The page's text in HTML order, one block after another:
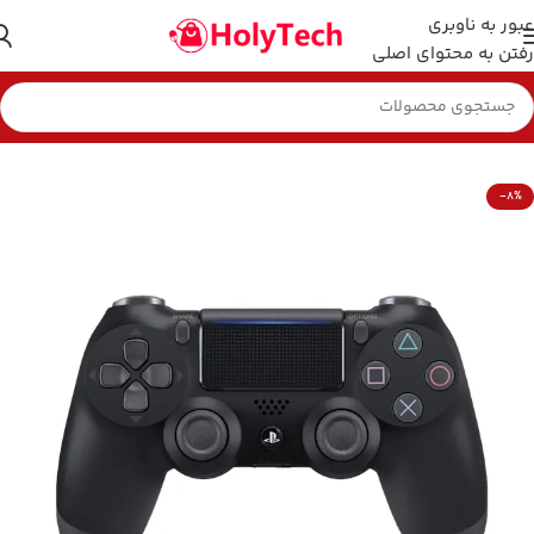
عبور به ناوبری
رفتن به محتوای اصلی
خانه کنسول بازی دسته بازی (JoyStick)
-8%